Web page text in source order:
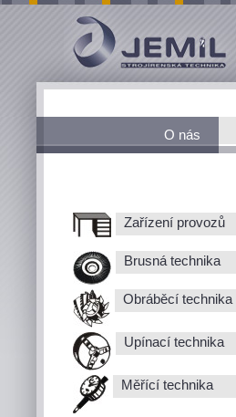
O nás
Zařízení provozů
Brusná technika
Obráběcí technika
Upínací technika
Měřící technika